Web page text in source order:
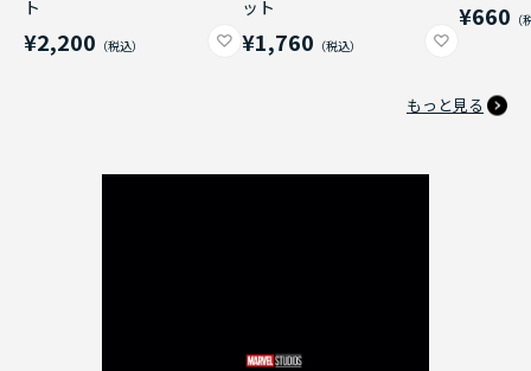
ト
¥2,200
ット
¥1,760
¥660
もっと見る